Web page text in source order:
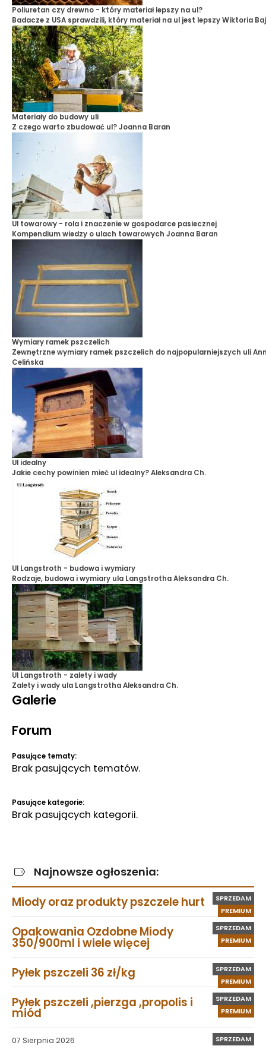
Poliuretan czy drewno - który materiał lepszy na ul?
Badacze z USA sprawdzili, który materiał na ul jest lepszyWiktoria
Materiały do budowy uli
Z czego warto zbudować ul?Joanna Baran
Ul towarowy - rola i znaczenie w gospodarce pasiecznej
Kompendium wiedzy o ulach towarowych Joanna Baran
Wymiary ramek pszczelich
Zewnętrzne wymiary ramek pszczelich do najpopularniejszych uli
Celińska
Ul idealny
Jakie cechy powinien mieć ul idealny?Aleksandra Ch.
Ul Langstroth - budowa i wymiary
Rodzaje, budowa i wymiary ula LangstrothaAleksandra Ch.
Ul Langstroth - zalety i wady
Zalety i wady ula LangstrothaAleksandra Ch.
Galerie
Forum
Pasujące tematy:
Brak pasujących tematów.
Pasujące kategorie:
Brak pasujących kategorii.
Najnowsze ogłoszenia:
PREMIUM
SPRZEDAM
Miody oraz produkty pszczele hurt
PREMIUM
SPRZEDAM
Opakowania Ozdobne Miody
350/900ml i wiele więcej
PREMIUM
SPRZEDAM
Pyłek pszczeli 36 zł/kg
PREMIUM
SPRZEDAM
Pyłek pszczeli ,pierzga ,propolis i
miód
07 Sierpnia 2026 SPRZEDAM